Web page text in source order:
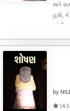
મને
હશે, કે
by